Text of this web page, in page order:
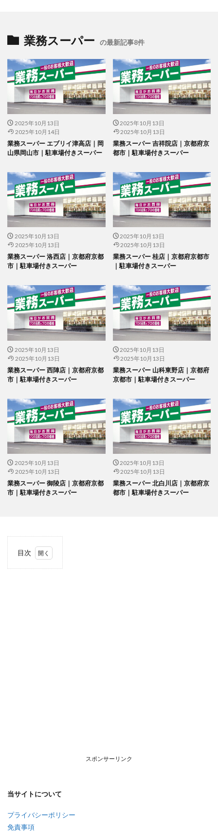
業務スーパー の最新記事8件
2025年10月13日
2025年10月14日
業務スーパー エブリイ津高店｜岡
山県岡山市｜駐車場付きスーパー
2025年10月13日
2025年10月13日
業務スーパー 吉祥院店｜京都府京
都市｜駐車場付きスーパー
2025年10月13日
2025年10月13日
業務スーパー 洛西店｜京都府京都
市｜駐車場付きスーパー
2025年10月13日
2025年10月13日
業務スーパー 桂店｜京都府京都市
｜駐車場付きスーパー
2025年10月13日
2025年10月13日
業務スーパー 西陣店｜京都府京都
市｜駐車場付きスーパー
2025年10月13日
2025年10月13日
業務スーパー 山科東野店｜京都府
京都市｜駐車場付きスーパー
2025年10月13日
2025年10月13日
業務スーパー 御陵店｜京都府京都
市｜駐車場付きスーパー
2025年10月13日
2025年10月13日
業務スーパー 北白川店｜京都府京
都市｜駐車場付きスーパー
目次
スポンサーリンク
当サイトについて
プライバシーポリシー
免責事項